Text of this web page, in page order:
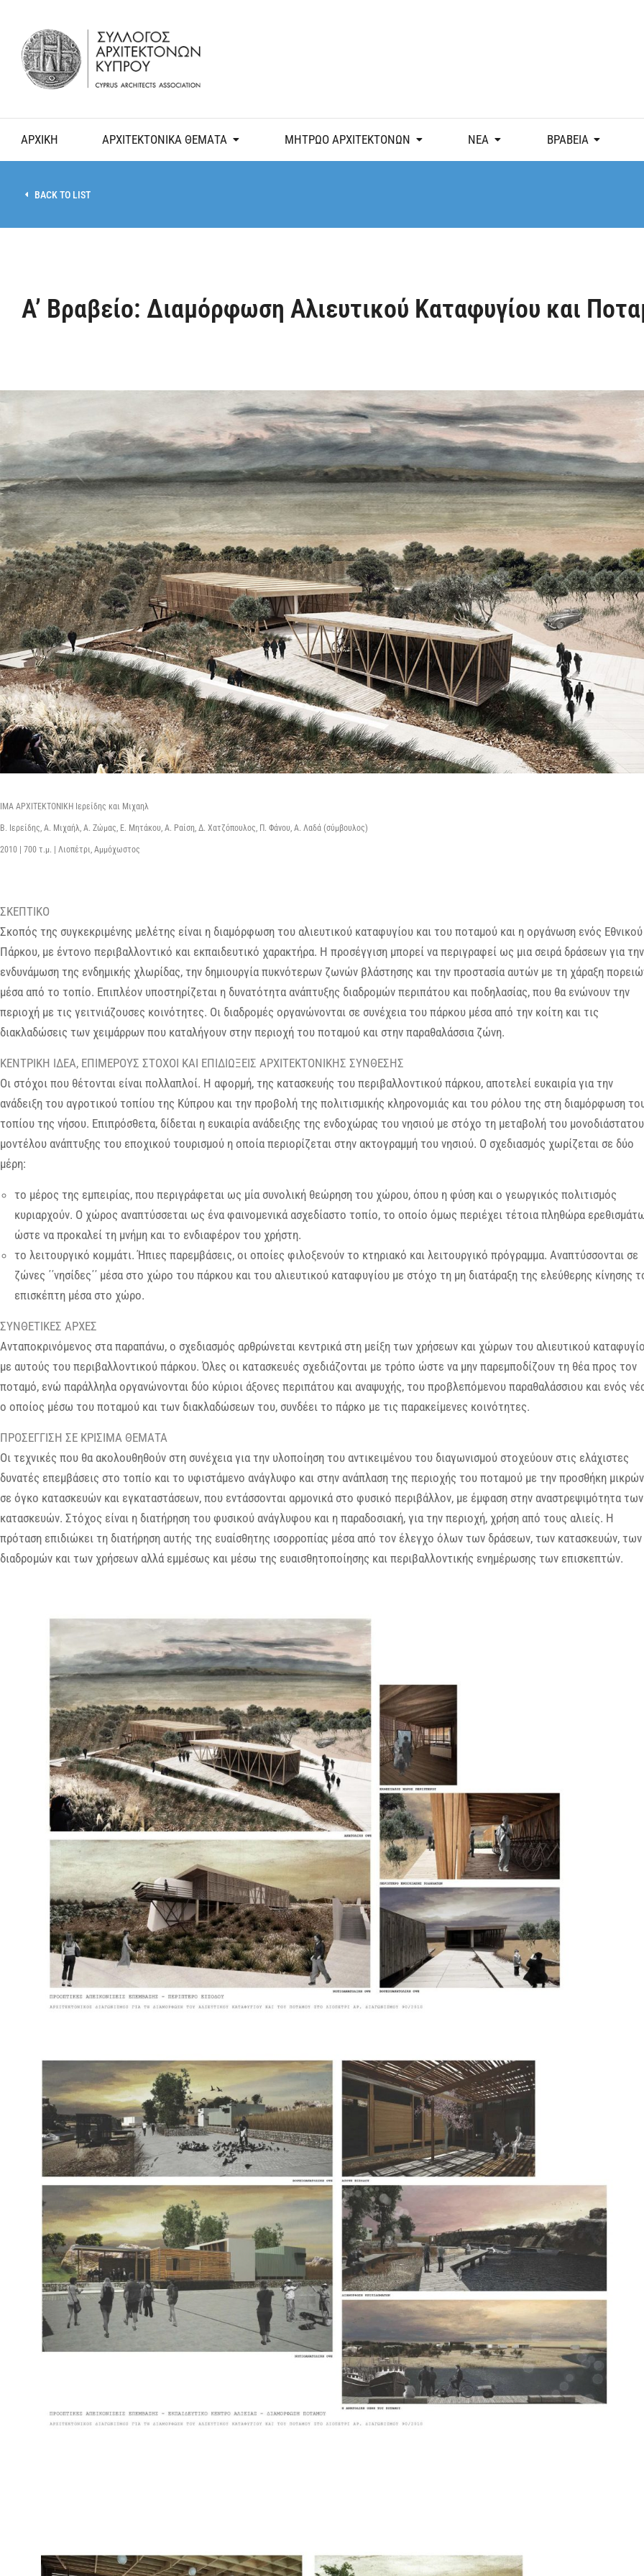
ΑΡΧΙΚΗ ΑΡΧΙΤΕΚΤΟΝΙΚΑ ΘΕΜΑΤΑ ΜΗΤΡΩΟ ΑΡΧΙΤΕΚΤΟΝΩΝ ΝΕΑ ΒΡΑΒΕΙΑ
BACK TO LIST
A’ Βραβείο: Διαμόρφωση Αλιευτικού Καταφυγίου και
ΙΜΑ ΑΡΧΙΤΕΚΤΟΝΙΚΗ Ιερείδης και Μιχαηλ
Β. Ιερείδης, Α. Μιχαήλ, Α. Ζώμας, Ε. Μητάκου, Α. Ραίση, Δ. Χατζόπουλος, Π. Φάνου, Α. Λαδά (σύμβουλος)
2010 | 700 τ.μ. | Λιοπέτρι, Αμμόχωστος
ΣΚΕΠΤΙΚΟ
Σκοπός της συγκεκριμένης μελέτης είναι η διαμόρφωση του αλιευτικού καταφυγίου και του ποταμού και η οργάνωση ενός Εθνικού
Πάρκου, με έντονο περιβαλλοντικό και εκπαιδευτικό χαρακτήρα. Η προσέγγιση μπορεί να περιγραφεί ως μια σειρά δράσεων για την
ενδυνάμωση της ενδημικής χλωρίδας, την δημιουργία πυκνότερων ζωνών βλάστησης και την προστασία αυτών με τη χάραξη
μέσα από το τοπίο. Επιπλέον υποστηρίζεται η δυνατότητα ανάπτυξης διαδρομών περιπάτου και ποδηλασίας, που θα ενώνουν την
περιοχή με τις γειτνιάζουσες κοινότητες. Οι διαδρομές οργανώνονται σε συνέχεια του πάρκου μέσα από την κοίτη και τις
διακλαδώσεις των χειμάρρων που καταλήγουν στην περιοχή του ποταμού και στην παραθαλάσσια ζώνη.
ΚΕΝΤΡΙΚΗ ΙΔΕΑ, ΕΠΙΜΕΡΟΥΣ ΣΤΟΧΟΙ ΚΑΙ ΕΠΙΔΙΩΞΕΙΣ ΑΡΧΙΤΕΚΤΟΝΙΚΗΣ ΣΥΝΘΕΣΗΣ
Οι στόχοι που θέτονται είναι πολλαπλοί. Η αφορμή, της κατασκευής του περιβαλλοντικού πάρκου, αποτελεί ευκαιρία για την
ανάδειξη του αγροτικού τοπίου της Κύπρου και την προβολή της πολιτισμικής κληρονομιάς και του ρόλου της στη διαμόρφωση
τοπίου της νήσου. Επιπρόσθετα, δίδεται η ευκαιρία ανάδειξης της ενδοχώρας του νησιού με στόχο τη μεταβολή του μονοδιάστατου
μοντέλου ανάπτυξης του εποχικού τουρισμού η οποία περιορίζεται στην ακτογραμμή του νησιού. Ο σχεδιασμός χωρίζεται σε δύο
μέρη:
το μέρος της εμπειρίας, που περιγράφεται ως μία συνολική θεώρηση του χώρου, όπου η φύση και ο γεωργικός πολιτισμός
κυριαρχούν. Ο χώρος αναπτύσσεται ως ένα φαινομενικά ασχεδίαστο τοπίο, το οποίο όμως περιέχει τέτοια πληθώρα
ώστε να προκαλεί τη μνήμη και το ενδιαφέρον του χρήστη.
το λειτουργικό κομμάτι. Ήπιες παρεμβάσεις, οι οποίες φιλοξενούν το κτηριακό και λειτουργικό πρόγραμμα. Αναπτύσσονται σε
ζώνες ΄΄νησίδες΄΄ μέσα στο χώρο του πάρκου και του αλιευτικού καταφυγίου με στόχο τη μη διατάραξη της ελεύθερης κίνησης
επισκέπτη μέσα στο χώρο.
ΣΥΝΘΕΤΙΚΕΣ ΑΡΧΕΣ
Ανταποκρινόμενος στα παραπάνω, ο σχεδιασμός αρθρώνεται κεντρικά στη μείξη των χρήσεων και χώρων του αλιευτικού
με αυτούς του περιβαλλοντικού πάρκου. Όλες οι κατασκευές σχεδιάζονται με τρόπο ώστε να μην παρεμποδίζουν τη θέα προς τον
ποταμό, ενώ παράλληλα οργανώνονται δύο κύριοι άξονες περιπάτου και αναψυχής, του προβλεπόμενου παραθαλάσσιου και ενός
ο οποίος μέσω του ποταμού και των διακλαδώσεων του, συνδέει το πάρκο με τις παρακείμενες κοινότητες.
ΠΡΟΣΕΓΓΙΣΗ ΣΕ ΚΡΙΣΙΜΑ ΘΕΜΑΤΑ
Οι τεχνικές που θα ακολουθηθούν στη συνέχεια για την υλοποίηση του αντικειμένου του διαγωνισμού στοχεύουν στις ελάχιστες
δυνατές επεμβάσεις στο τοπίο και το υφιστάμενο ανάγλυφο και στην ανάπλαση της περιοχής του ποταμού με την προσθήκη μικρών
σε όγκο κατασκευών και εγκαταστάσεων, που εντάσσονται αρμονικά στο φυσικό περιβάλλον, με έμφαση στην αναστρεψιμότητα των
κατασκευών. Στόχος είναι η διατήρηση του φυσικού ανάγλυφου και η παραδοσιακή, για την περιοχή, χρήση από τους αλιείς. Η
πρόταση επιδιώκει τη διατήρηση αυτής της ευαίσθητης ισορροπίας μέσα από τον έλεγχο όλων των δράσεων, των κατασκευών, των
διαδρομών και των χρήσεων αλλά εμμέσως και μέσω της ευαισθητοποίησης και περιβαλλοντικής ενημέρωσης των επισκεπτών.